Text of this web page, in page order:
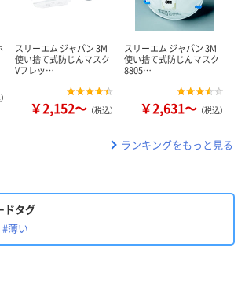
スリーエム ジャパン 3M
使い捨て式防じんマスク
Vフレッ…
￥2,152～ （税込）
スリーエム ジャパン 3M
使い捨て式防じんマスク
8805…
￥2,631～ （税込）
ランキングをもっと見る
ドタグ
#薄い